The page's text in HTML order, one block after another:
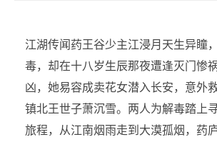
江湖传闻药王谷少主江浸月天生异瞳
毒，却在十八岁生辰那夜遭逢灭门惨
凶，她易容成卖花女潜入长安，意外
镇北王世子萧沉雪。两人为解毒踏上
旅程，从江南烟雨走到大漠孤烟，药